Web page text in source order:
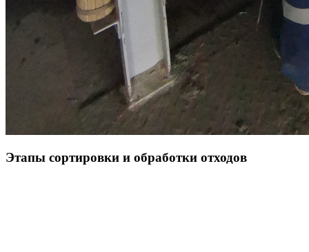
Этапы сортировки и обработки отходов